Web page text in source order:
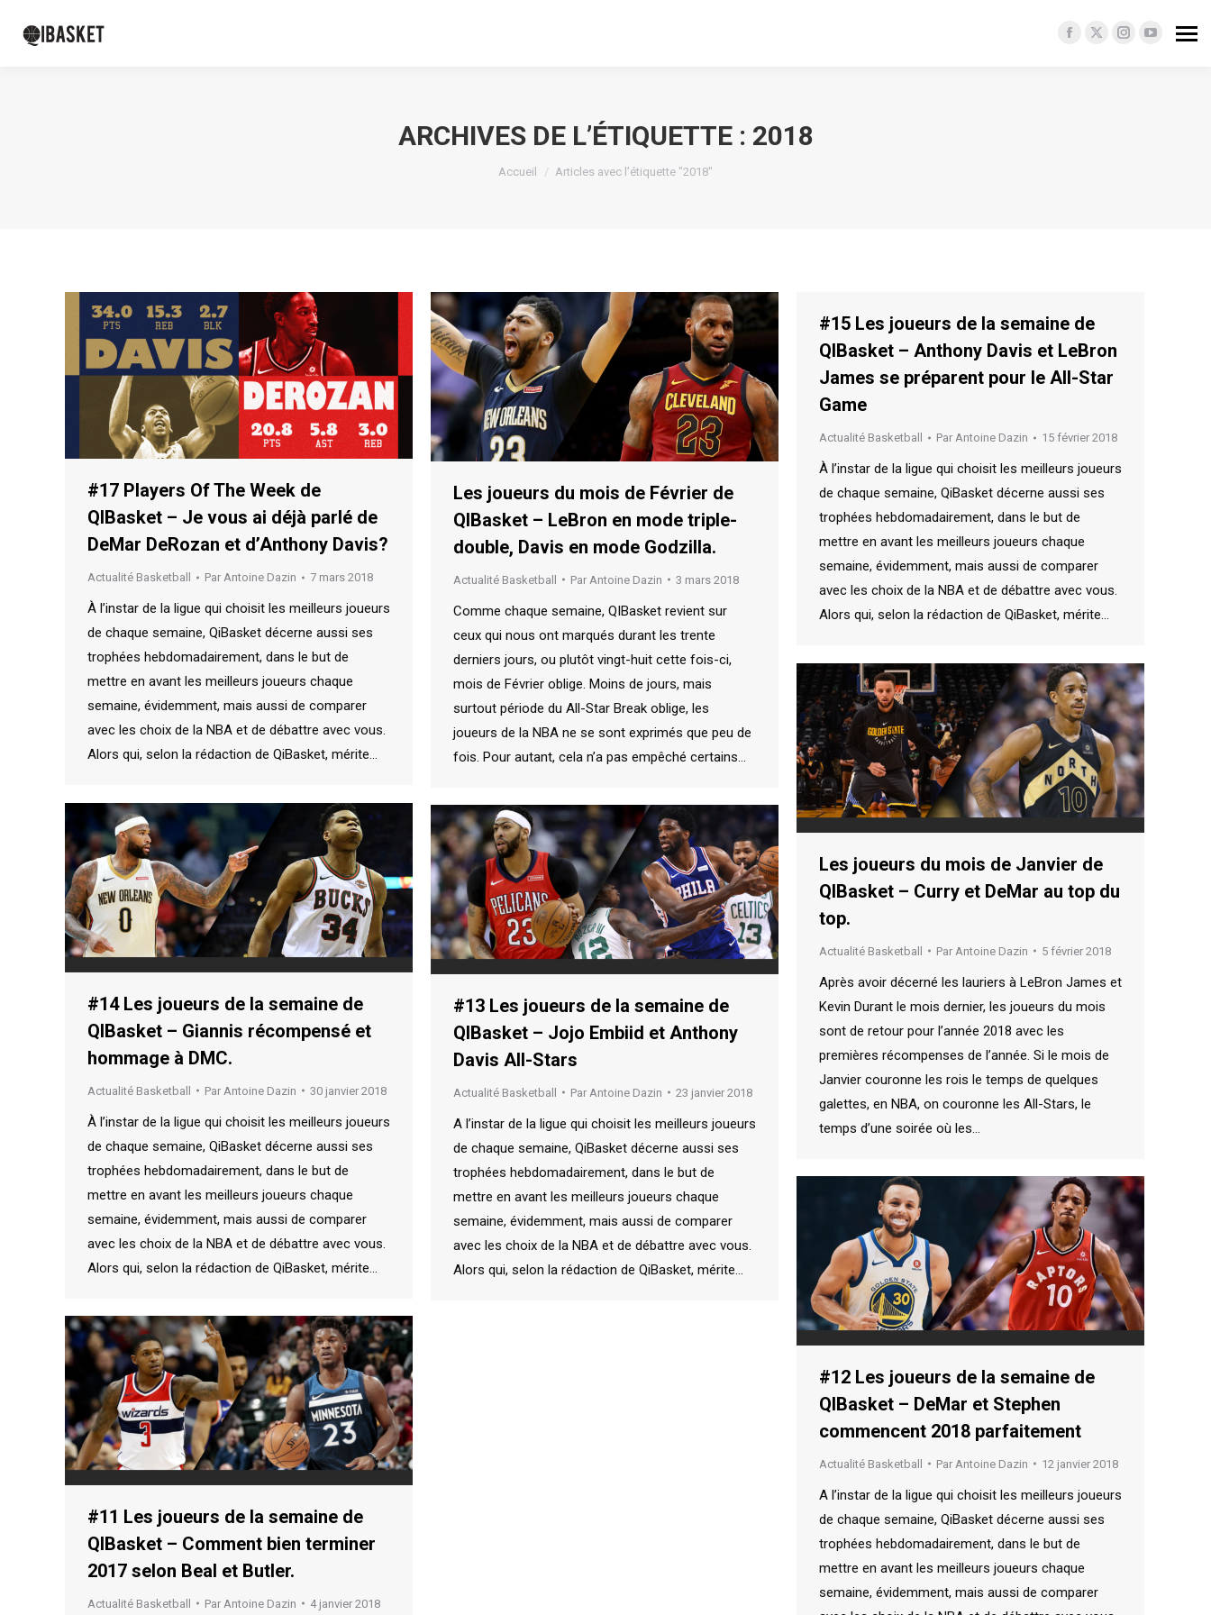
Facebook
X
Instagram
YouTube
ARCHIVES DE L’ÉTIQUETTE : 2018
Vous êtes ici :
Accueil Articles avec l’étiquette "2018"
#17 Players Of The Week de
QIBasket – Je vous ai déjà parlé de
DeMar DeRozan et d’Anthony Davis?
Actualité Basketball Par Antoine Dazin 7 mars 2018
À l’instar de la ligue qui choisit les meilleurs joueurs
de chaque semaine, QiBasket décerne aussi ses
trophées hebdomadairement, dans le but de
mettre en avant les meilleurs joueurs chaque
semaine, évidemment, mais aussi de comparer
avec les choix de la NBA et de débattre avec vous.
Alors qui, selon la rédaction de QiBasket, mérite…
Les joueurs du mois de Février de
QIBasket – LeBron en mode triple-
double, Davis en mode Godzilla.
Actualité Basketball Par Antoine Dazin 3 mars 2018
Comme chaque semaine, QIBasket revient sur
ceux qui nous ont marqués durant les trente
derniers jours, ou plutôt vingt-huit cette fois-ci,
mois de Février oblige. Moins de jours, mais
surtout période du All-Star Break oblige, les
joueurs de la NBA ne se sont exprimés que peu de
fois. Pour autant, cela n’a pas empêché certains…
#15 Les joueurs de la semaine de
QIBasket – Anthony Davis et LeBron
James se préparent pour le All-Star
Game
Actualité Basketball Par Antoine Dazin 15 février 2018
À l’instar de la ligue qui choisit les meilleurs joueurs
de chaque semaine, QiBasket décerne aussi ses
trophées hebdomadairement, dans le but de
mettre en avant les meilleurs joueurs chaque
semaine, évidemment, mais aussi de comparer
avec les choix de la NBA et de débattre avec vous.
Alors qui, selon la rédaction de QiBasket, mérite…
Les joueurs du mois de Janvier de
QIBasket – Curry et DeMar au top du
top.
Actualité Basketball Par Antoine Dazin 5 février 2018
Après avoir décerné les lauriers à LeBron James et
Kevin Durant le mois dernier, les joueurs du mois
sont de retour pour l’année 2018 avec les
premières récompenses de l’année. Si le mois de
Janvier couronne les rois le temps de quelques
galettes, en NBA, on couronne les All-Stars, le
temps d’une soirée où les…
#14 Les joueurs de la semaine de
QIBasket – Giannis récompensé et
hommage à DMC.
Actualité Basketball Par Antoine Dazin 30 janvier 2018
À l’instar de la ligue qui choisit les meilleurs joueurs
de chaque semaine, QiBasket décerne aussi ses
trophées hebdomadairement, dans le but de
mettre en avant les meilleurs joueurs chaque
semaine, évidemment, mais aussi de comparer
avec les choix de la NBA et de débattre avec vous.
Alors qui, selon la rédaction de QiBasket, mérite…
#13 Les joueurs de la semaine de
QIBasket – Jojo Embiid et Anthony
Davis All-Stars
Actualité Basketball Par Antoine Dazin 23 janvier 2018
A l’instar de la ligue qui choisit les meilleurs joueurs
de chaque semaine, QiBasket décerne aussi ses
trophées hebdomadairement, dans le but de
mettre en avant les meilleurs joueurs chaque
semaine, évidemment, mais aussi de comparer
avec les choix de la NBA et de débattre avec vous.
Alors qui, selon la rédaction de QiBasket, mérite…
#12 Les joueurs de la semaine de
QIBasket – DeMar et Stephen
commencent 2018 parfaitement
Actualité Basketball Par Antoine Dazin 12 janvier 2018
A l’instar de la ligue qui choisit les meilleurs joueurs
de chaque semaine, QiBasket décerne aussi ses
trophées hebdomadairement, dans le but de
mettre en avant les meilleurs joueurs chaque
semaine, évidemment, mais aussi de comparer
#11 Les joueurs de la semaine de
QIBasket – Comment bien terminer
2017 selon Beal et Butler.
Actualité Basketball Par Antoine Dazin 4 janvier 2018